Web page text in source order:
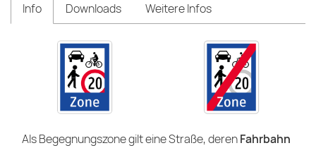
Info Downloads Weitere Infos
Als Begegnungszone gilt eine Straße, derenFahrbahn